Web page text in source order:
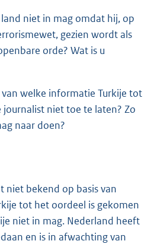
niet in mag omdat hij, op
gezien wordt als
orde? Wat is u
van welke informatie Turkije tot
niet toe te laten? Zo
naar doen?
niet bekend op basis van
tot het oordeel is gekomen
niet in mag. Nederland heeft
en is in afwachting van